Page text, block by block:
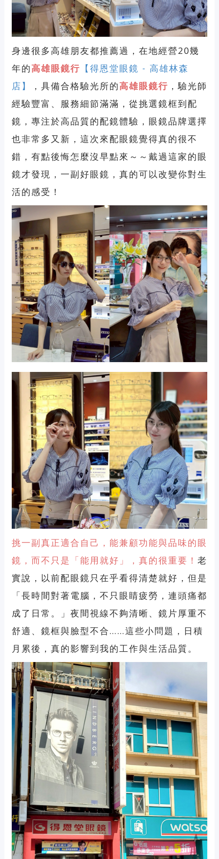
身邊很多高雄朋友都推薦過，在地經營20幾
年的高雄眼鏡行 【得恩堂眼鏡 - 高雄林森
店】
， 具備合格驗光所的高雄眼鏡行 ，驗光師
經驗豐富、服務細節滿滿，從挑選鏡框到配
鏡，專注於高品質的配鏡體驗，眼鏡品牌選擇
也非常多又新，這次來配眼鏡覺得真的很不
錯，有點後悔怎麼沒早點來～～戴過這家的眼
鏡才發現，一副好眼鏡，真的可以改變你對生
活的感受！
挑一副真正適合自己，能兼顧功能與品味的眼
鏡，而不只是「能用就好」，真的很重要！ 老
實說，以前配眼鏡只在乎看得清楚就好，但是
「長時間對著電腦，不只眼睛疲勞，連頭痛都
成了日常。」夜間視線不夠清晰、鏡片厚重不
舒適、鏡框與臉型不合……這些小問題，日積
月累後，真的影響到我的工作與生活品質。